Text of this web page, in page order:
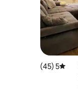
דירוג ממוצע של 5 מתוך 5, 45 ביקורות
5 (45)